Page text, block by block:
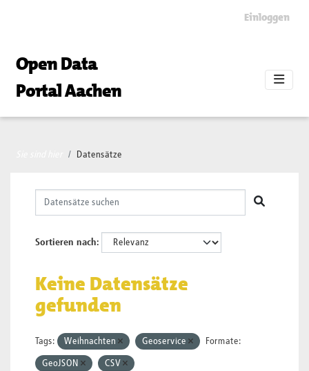
Einloggen
Open Data
Portal Aachen
Datensätze
Sortieren nach
Keine Datensätze
gefunden
Tags: Weihnachten Geoservice Formate:
GeoJSON CSV